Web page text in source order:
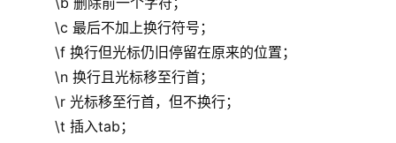
\c 最后不加上换行符号；
\f 换行但光标仍旧停留在原来的位置；
\n 换行且光标移至行首；
\r 光标移至行首，但不换行；
\t 插入tab；